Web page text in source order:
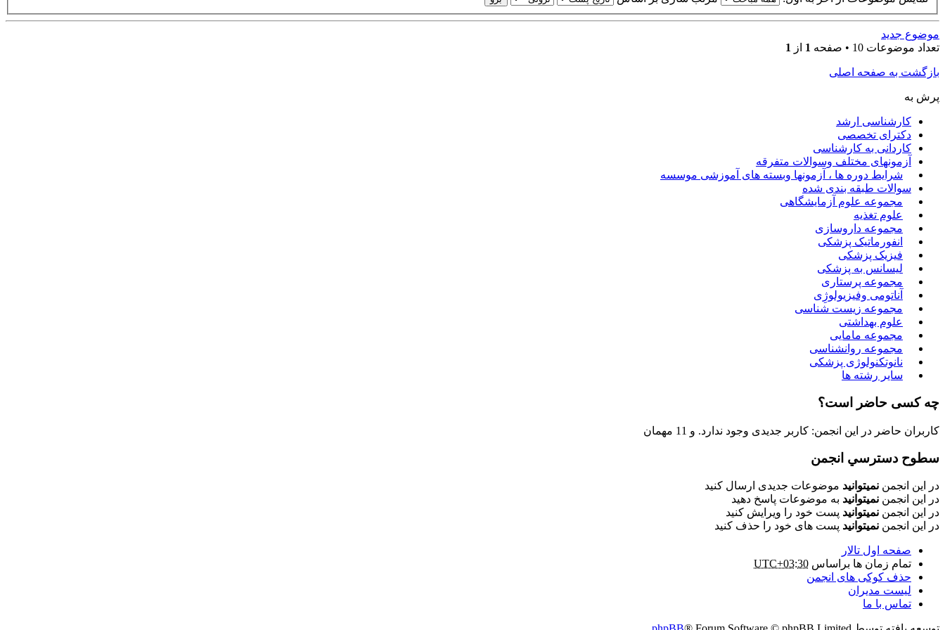
موضوع جدید
تعداد موضوعات 10 • صفحه
1 از 1
بازگشت به صفحه اصلی
پرش به
کارشناسی ارشد
دکترای تخصصی
کاردانی به کارشناسی
آزمونهای مختلف وسوالات متفرقه
شرایط دوره ها ، آزمونها وبسته های آموزشی موسسه
سوالات طبقه بندی شده
مجموعه علوم آزمایشگاهی
علوم تغذیه
مجموعه داروسازی
انفورماتیک پزشکی
فیزیک پزشکی
لیسانس به پزشکی
مجموعه پرستاری
آناتومی وفیزیولوژِی
مجموعه زیست شناسی
علوم بهداشتی
مجموعه مامایی
مجموعه روانشناسی
نانوتکنولوژی پزشکی
سایر رشته ها
چه کسی حاضر است؟
کاربران حاضر در این انجمن: کاربر جدیدی وجود ندارد. و 11 مهمان
سطوح دسترسي انجمن
در این انجمن نمیتوانید موضوعات جدیدی ارسال کنید
در این انجمن نمیتوانید به موضوعات پاسخ دهید
در این انجمن نمیتوانید پست خود را ویرایش کنید
در این انجمن نمیتوانید پست های خود را حذف کنید
صفحه اول تالار
تمام زمان ها براساس UTC+03:30
حذف کوکی های انجمن
لیست مدیران
تماس با ما